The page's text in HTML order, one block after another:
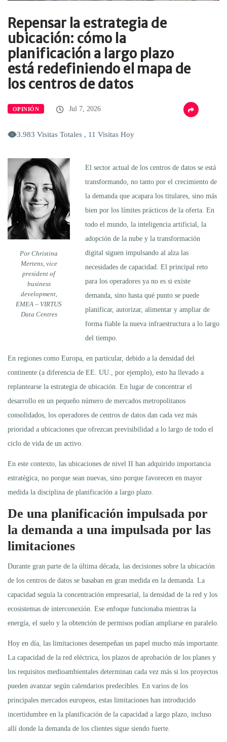
Repensar la estrategia de
ubicación: cómo la
planificación a largo plazo
está redefiniendo el mapa de
los centros de datos
OPINIÓN Jul 7, 2026
3.983 Visitas Totales , 11 Visitas Hoy
Por Christina
Mertens, vice
president of
business
development,
EMEA – VIRTUS
Data Centres
El sector actual de los centros de datos se está
transformando, no tanto por el crecimiento de
la demanda que acapara los titulares, sino más
bien por los límites prácticos de la oferta. En
todo el mundo, la inteligencia artificial, la
adopción de la nube y la transformación
digital siguen impulsando al alza las
necesidades de capacidad. El principal reto
para los operadores ya no es si existe
demanda, sino hasta qué punto se puede
planificar, autorizar, alimentar y ampliar de
forma fiable la nueva infraestructura a lo largo
del tiempo.
En regiones como Europa, en particular, debido a la densidad del
continente (a diferencia de EE. UU., por ejemplo), esto ha llevado a
replantearse la estrategia de ubicación. En lugar de concentrar el
desarrollo en un pequeño número de mercados metropolitanos
consolidados, los operadores de centros de datos dan cada vez más
prioridad a ubicaciones que ofrezcan previsibilidad a lo largo de todo el
ciclo de vida de un activo.
En este contexto, las ubicaciones de nivel II han adquirido importancia
estratégica, no porque sean nuevas, sino porque favorecen en mayor
medida la disciplina de planificación a largo plazo.
De una planificación impulsada por
la demanda a una impulsada por las
limitaciones
Durante gran parte de la última década, las decisiones sobre la ubicación
de los centros de datos se basaban en gran medida en la demanda. La
capacidad seguía la concentración empresarial, la densidad de la red y los
ecosistemas de interconexión. Ese enfoque funcionaba mientras la
energía, el suelo y la obtención de permisos podían ampliarse en paralelo.
Hoy en día, las limitaciones desempeñan un papel mucho más importante.
La capacidad de la red eléctrica, los plazos de aprobación de los planes y
los requisitos medioambientales determinan cada vez más si los proyectos
pueden avanzar según calendarios predecibles. En varios de los
principales mercados europeos, estas limitaciones han introducido
incertidumbre en la planificación de la capacidad a largo plazo, incluso
allí donde la demanda de los clientes sigue siendo fuerte.